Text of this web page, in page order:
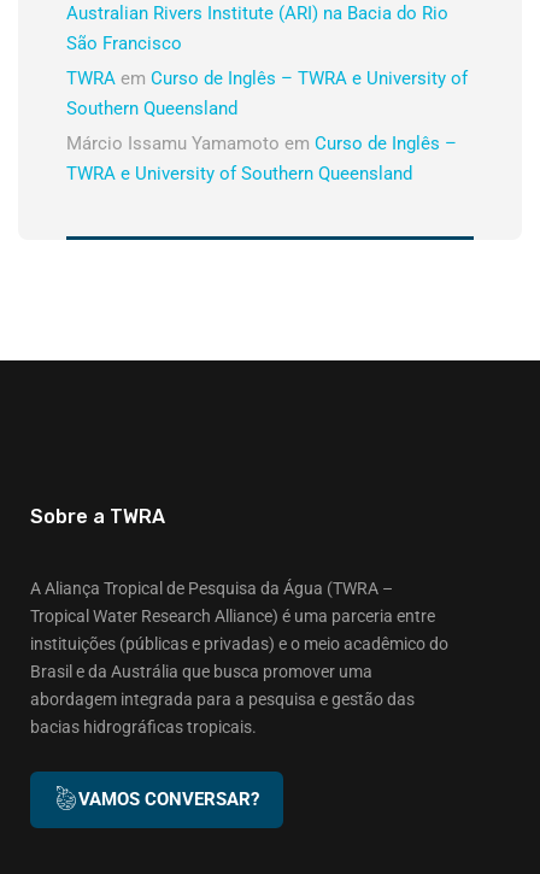
Australian Rivers Institute (ARI) na Bacia do Rio
São Francisco
TWRA em Curso de Inglês – TWRA e University of
Southern Queensland
Márcio Issamu Yamamoto em Curso de Inglês –
TWRA e University of Southern Queensland
Sobre a TWRA
A Aliança Tropical de Pesquisa da Água (TWRA –
Tropical Water Research Alliance) é uma parceria entre
instituições (públicas e privadas) e o meio acadêmico do
Brasil e da Austrália que busca promover uma
abordagem integrada para a pesquisa e gestão das
bacias hidrográficas tropicais.
VAMOS CONVERSAR?